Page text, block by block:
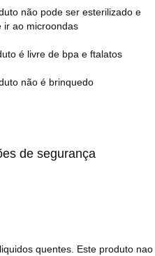
não pode ser esterilizado e
ir ao microondas
é livre de bpa e ftalatos
não é brinquedo
de segurança
quentes. Este produto nao